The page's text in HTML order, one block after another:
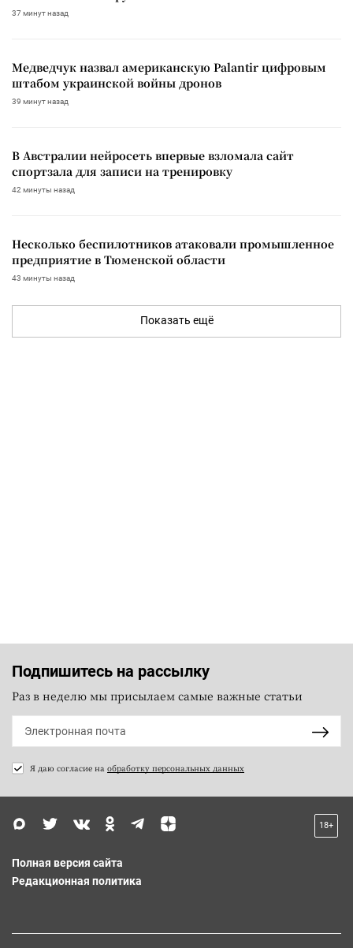
37 минут назад
Медведчук назвал американскую Palantir цифровым
штабом украинской войны дронов
39 минут назад
В Австралии нейросеть впервые взломала сайт
спортзала для записи на тренировку
42 минуты назад
Несколько беспилотников атаковали промышленное
предприятие в Тюменской области
43 минуты назад
Показать ещё
Подпишитесь на рассылку
Раз в неделю мы присылаем самые важные статьи
Я даю согласие на обработку персональных данных
18+
Полная версия сайта
Редакционная политика